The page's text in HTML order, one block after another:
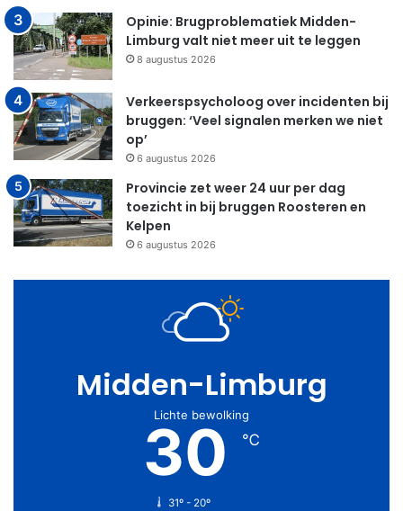
Opinie: Brugproblematiek Midden-
Limburg valt niet meer uit te leggen
8 augustus 2026
Verkeerspsycholoog over incidenten bij
bruggen: ‘Veel signalen merken we niet
op’
6 augustus 2026
Provincie zet weer 24 uur per dag
toezicht in bij bruggen Roosteren en
Kelpen
6 augustus 2026
Midden-Limburg
Lichte bewolking
30 ℃
31º - 20º